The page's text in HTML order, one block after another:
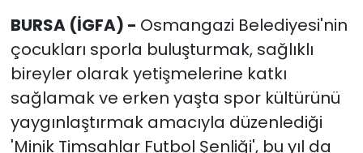
BURSA (İGFA) - Osmangazi Belediyesi'nin
çocukları sporla buluşturmak, sağlıklı
bireyler olarak yetişmelerine katkı
sağlamak ve erken yaşta spor kültürünü
yaygınlaştırmak amacıyla düzenlediği
'Minik Timsahlar Futbol Şenliği', bu yıl da